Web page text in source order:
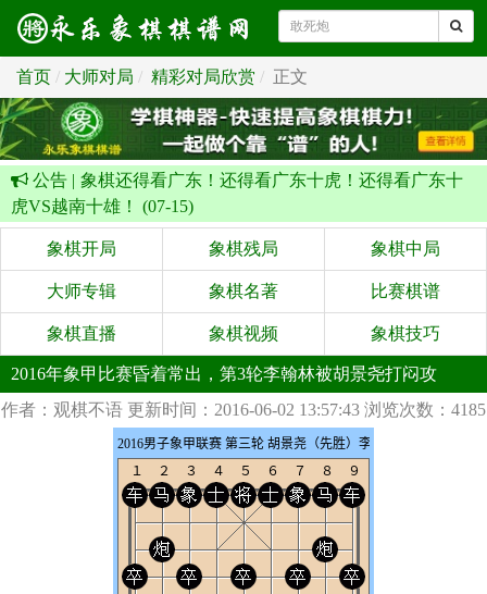
首页 大师对局 精彩对局欣赏 正文
公告 | 象棋还得看广东！还得看广东十虎！还得看广东十
虎VS越南十雄！ (07-15)
象棋开局 象棋残局 象棋中局
大师专辑 象棋名著 比赛棋谱
象棋直播 象棋视频 象棋技巧
2016年象甲比赛昏着常出，第3轮李翰林被胡景尧打闷攻
作者：观棋不语 更新时间：2016-06-02 13:57:43 浏览次数：4185